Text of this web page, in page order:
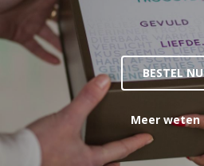
BESTEL NU
Meer weten